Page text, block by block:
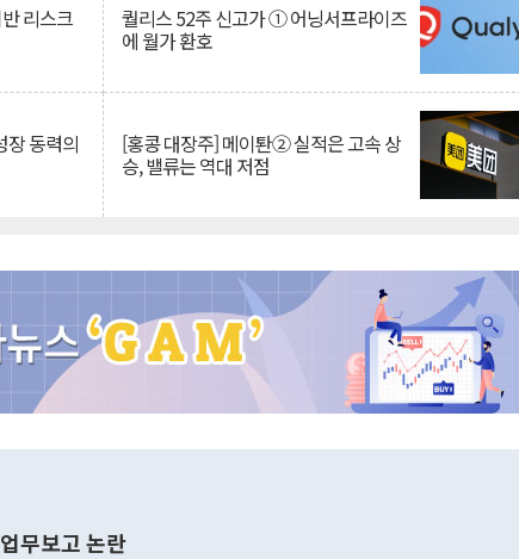
리스크 퀄리스 52주 신고가 ① 어닝서프라이즈
에 월가 환호
동력의 [홍콩 대장주] 메이퇀② 실적은 고속 상
승, 밸류는 역대 저점
무보고 논란